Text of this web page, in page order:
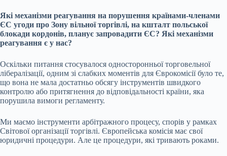
Які механізми реагування на порушення країнами-членами
ЄС угоди про Зону вільної торгівлі, на кшталт польської
блокади кордонів, планує запровадити ЄС? Які механізми
реагування є у нас?
Оскільки питання стосувалося односторонньої торговельної
лібералізації, одним зі слабких моментів для Єврокомісії було те,
що вона не мала достатньо обсягу інструментів швидкого
контролю або притягнення до відповідальності країни, яка
порушила вимоги регламенту.
Ми маємо інструменти арбітражного процесу, спорів у рамках
Світової організації торгівлі. Європейська комісія має свої
юридичні процедури. Але це процедури, які тривають роками.